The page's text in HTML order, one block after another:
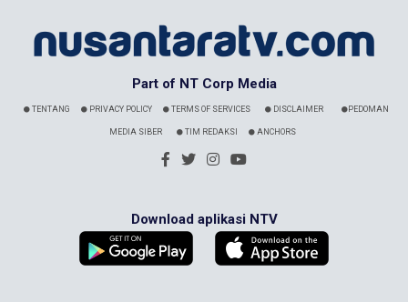
Part of NT Corp Media
TENTANG PRIVACY POLICY TERMS OF SERVICES DISCLAIMER PEDOMAN
MEDIA SIBER TIM REDAKSI ANCHORS
Download aplikasi NTV